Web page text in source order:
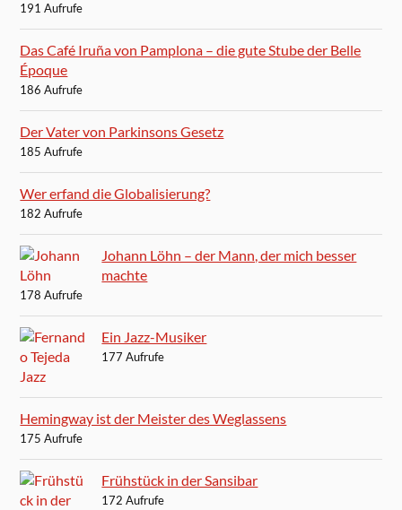
191 Aufrufe
Das Café Iruña von Pamplona – die gute Stube der Belle
Époque
186 Aufrufe
Der Vater von Parkinsons Gesetz
185 Aufrufe
Wer erfand die Globalisierung?
182 Aufrufe
Johann Löhn – der Mann, der mich besser
machte
178 Aufrufe
Ein Jazz-Musiker
177 Aufrufe
Hemingway ist der Meister des Weglassens
175 Aufrufe
Frühstück in der Sansibar
172 Aufrufe